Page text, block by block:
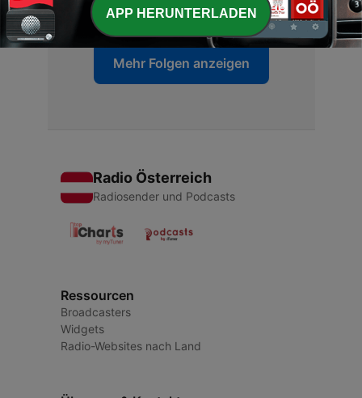
29 Sep. 2021
Mehr Folgen anzeigen
Radio Österreich
Radiosender und Podcasts
Ressourcen
Broadcasters
Widgets
Radio-Websites nach Land
APP HERUNTERLADEN